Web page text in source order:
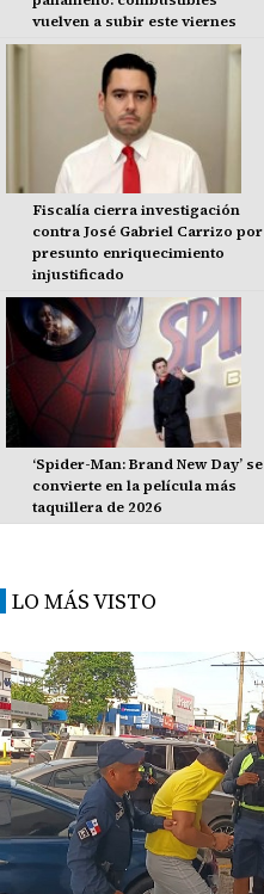
vuelven a subir este viernes
Fiscalía cierra investigación
contra José Gabriel Carrizo por
presunto enriquecimiento
injustificado
‘Spider-Man: Brand New Day’ se
convierte en la película más
taquillera de 2026
LO MÁS VISTO